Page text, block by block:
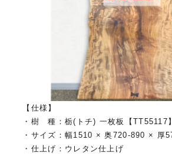
【仕様】
・樹 種：栃(トチ) 一枚板【TT55117】
・サイズ：幅1510 × 奥720-890 × 厚
・仕上げ：ウレタン仕上げ